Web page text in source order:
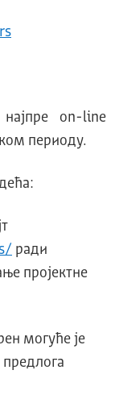
најпре on-line
периоду.
ради
пројектне
могуће је